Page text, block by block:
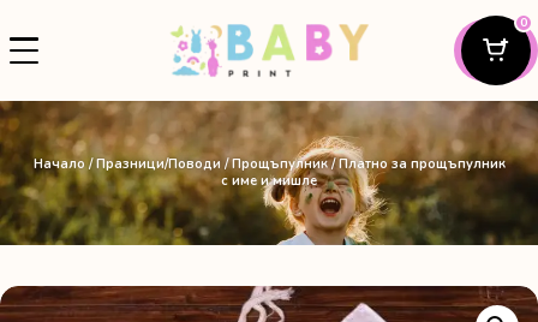
0
Начало /Празници/Поводи /Прощъпулник/ Платно за прощъпулник
с име и мишле